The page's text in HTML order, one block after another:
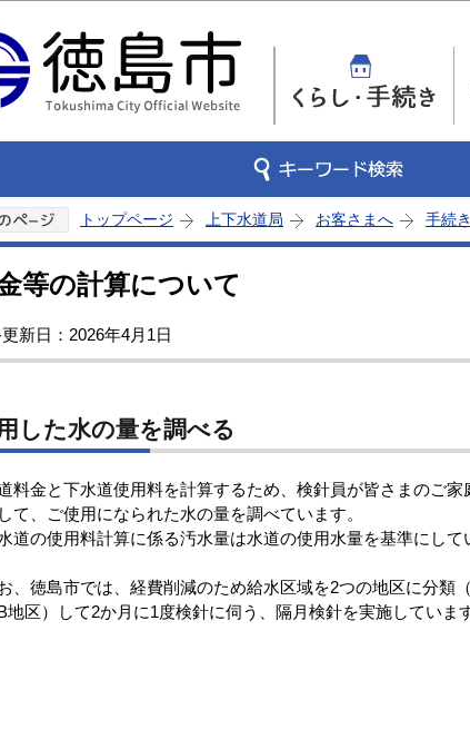
この
トップページ 上下水道局 お客さまへ 手続
等の計算について
新日：2026年4月1日
した水の量を調べる
料金と下水道使用料を計算するため、検針員が皆さまのご家
て、ご使用になられた水の量を調べています。
道の使用料計算に係る汚水量は水道の使用水量を基準にして
、徳島市では、経費削減のため給水区域を2つの地区に分類
地区）して2か月に1度検針に伺う、隔月検針を実施しています